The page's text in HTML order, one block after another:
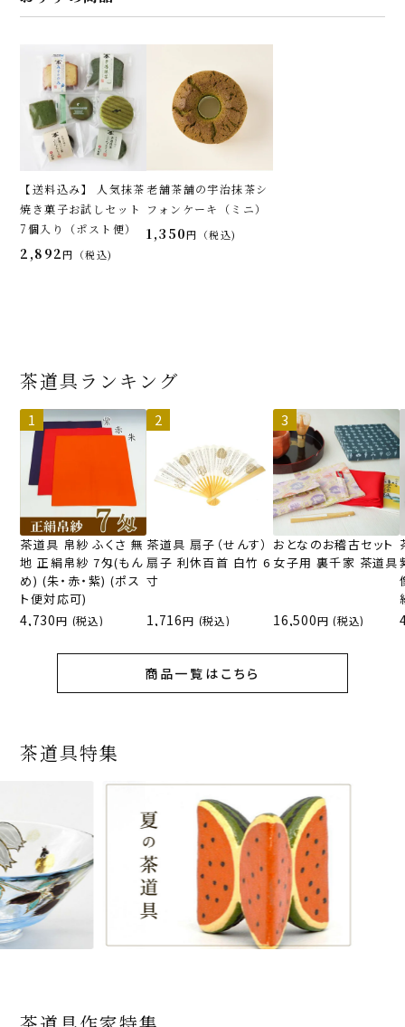
【送料込み】 人気抹茶
焼き菓子お試しセット
7個入り（ポスト便）
2,892 税込
老舗茶舗の宇治抹茶シ
フォンケーキ（ミニ）
1,350 税込
茶道具ランキング
茶道具 帛紗 ふくさ 無
地 正絹帛紗 7匁(もん
め) (朱・赤・紫) (ポス
ト便対応可)
4,730 (税込)
茶道具 扇子（せんす）
扇子 利休百首 白竹 6
寸
1,716 (税込)
おとなのお稽古セット
女子用 裏千家 茶道具
16,500 (税込)
商品一覧はこちら
茶道具特集